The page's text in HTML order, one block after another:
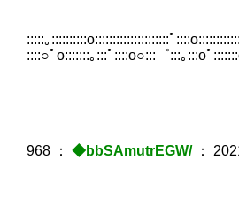
:::::｡::::::::::o:::::::::::::::::::::ﾟ
::::○ﾟo:::::::｡:::ﾟ::::o○:::゜:::｡:::oﾟ
968 ： ◆bbSAmutrEGW/：